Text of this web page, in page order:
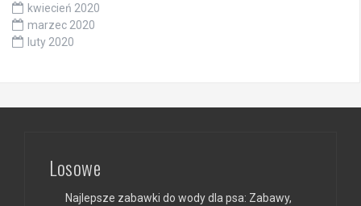
kwiecień 2020
marzec 2020
luty 2020
Losowe
Najlepsze zabawki do wody dla psa: Zabawy,